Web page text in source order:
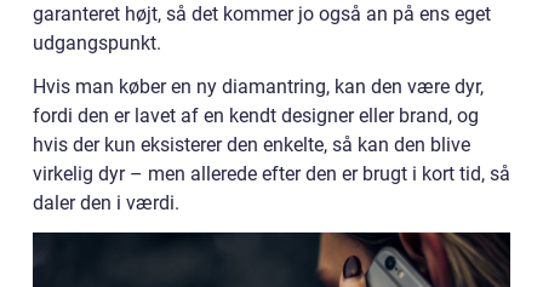
garanteret højt, så det kommer jo også an på ens eget
udgangspunkt.
Hvis man køber en ny diamantring, kan den være dyr,
fordi den er lavet af en kendt designer eller brand, og
hvis der kun eksisterer den enkelte, så kan den blive
virkelig dyr – men allerede efter den er brugt i kort tid, så
daler den i værdi.